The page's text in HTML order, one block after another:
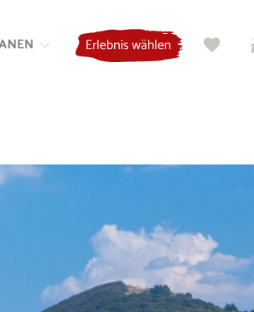
Erlebnis wählen